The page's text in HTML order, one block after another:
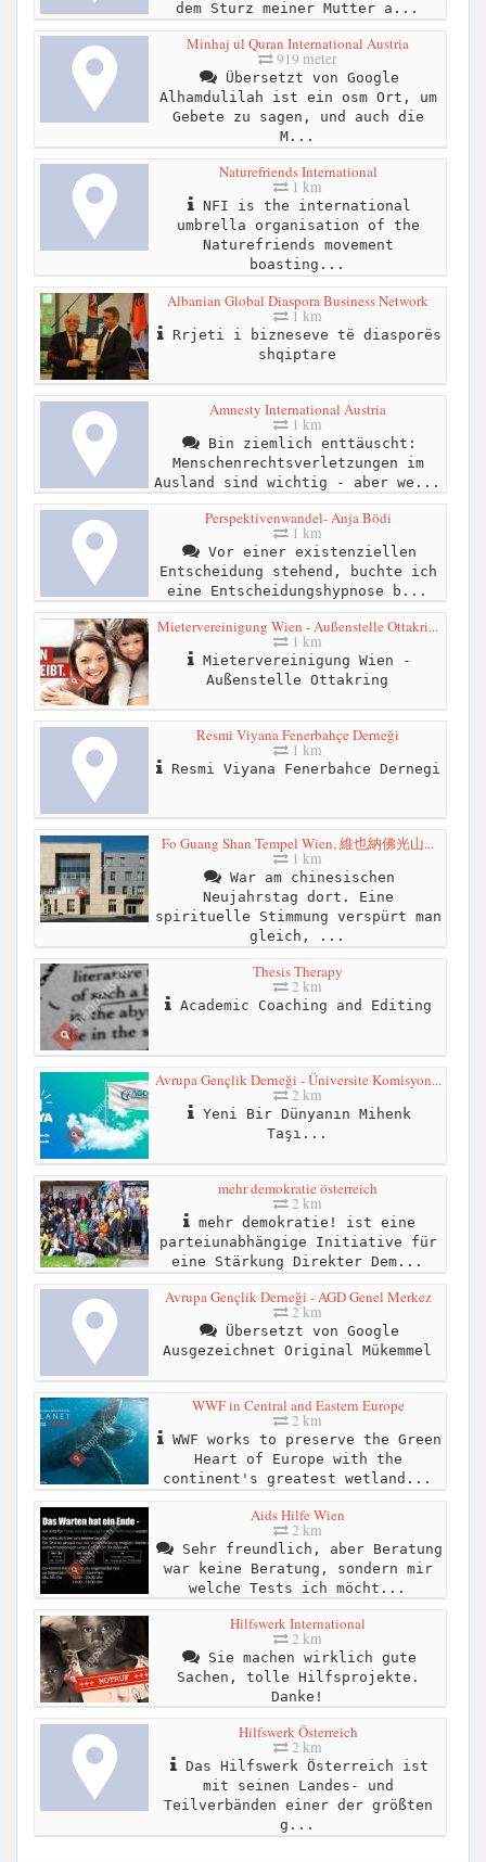
dem Sturz meiner Mutter a...
Minhaj ul Quran International Austria
919 meter
Übersetzt von Google
Alhamdulilah ist ein osm Ort, um
Gebete zu sagen, und auch die
M...
Naturefriends International
1 km
NFI is the international
umbrella organisation of the
Naturefriends movement
boasting...
Albanian Global Diaspora Business Network
1 km
Rrjeti i bizneseve të diasporës
shqiptare
Amnesty International Austria
1 km
Bin ziemlich enttäuscht:
Menschenrechtsverletzungen im
Ausland sind wichtig - aber we...
Perspektivenwandel- Anja Bödi
1 km
Vor einer existenziellen
Entscheidung stehend, buchte ich
eine Entscheidungshypnose b...
Mietervereinigung Wien - Außenstelle Ottakri...
1 km
Mietervereinigung Wien -
Außenstelle Ottakring
Resmi Viyana Fenerbahçe Derneği
1 km
Resmi Viyana Fenerbahce Dernegi
Fo Guang Shan Tempel Wien, 維也納佛光山...
1 km
War am chinesischen
Neujahrstag dort. Eine
spirituelle Stimmung verspürt man
gleich, ...
Thesis Therapy
2 km
Academic Coaching and Editing
Avrupa Gençlik Derneği - Üniversite Komisyon...
2 km
Yeni Bir Dünyanın Mihenk
Taşı...
mehr demokratie österreich
2 km
mehr demokratie! ist eine
parteiunabhängige Initiative für
eine Stärkung Direkter Dem...
Avrupa Gençlik Derneği - AGD Genel Merkez
2 km
Übersetzt von Google
Ausgezeichnet Original Mükemmel
WWF in Central and Eastern Europe
2 km
WWF works to preserve the Green
Heart of Europe with the
continent's greatest wetland...
Aids Hilfe Wien
2 km
Sehr freundlich, aber Beratung
war keine Beratung, sondern mir
welche Tests ich möcht...
Hilfswerk International
2 km
Sie machen wirklich gute
Sachen, tolle Hilfsprojekte.
Danke!
Hilfswerk Österreich
2 km
Das Hilfswerk Österreich ist
mit seinen Landes- und
Teilverbänden einer der größten
g...